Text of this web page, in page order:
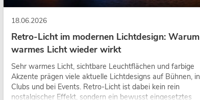
18.06.2026
Retro-Licht im modernen Lichtdesign: Warum
warmes Licht wieder wirkt
Sehr warmes Licht, sichtbare Leuchtflächen und farbige
Akzente prägen viele aktuelle Lichtdesigns auf Bühnen, in
Clubs und bei Events. Retro-Licht ist dabei kein rein
nostalgischer Effekt, sondern ein bewusst eingesetztes